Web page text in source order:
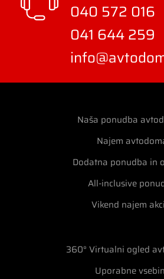
040 572 016
041 644 259
Naša ponudba
Najem
Dodatna ponudba in
All-inclusive
Vikend najem
360° Virtualni ogled
Uporabne